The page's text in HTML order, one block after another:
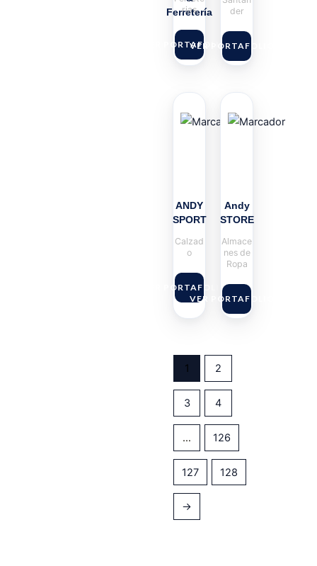
Ferretería
rias
VER PORTAFOLIO
der
VER PORTAFOLIO
ANDY
SPORT
Calzad
o
VER PORTAFOLIO
Andy
STORE
Almace
nes de
Ropa
VER PORTAFOLIO
1 2
3 4
… 126
127 128
→